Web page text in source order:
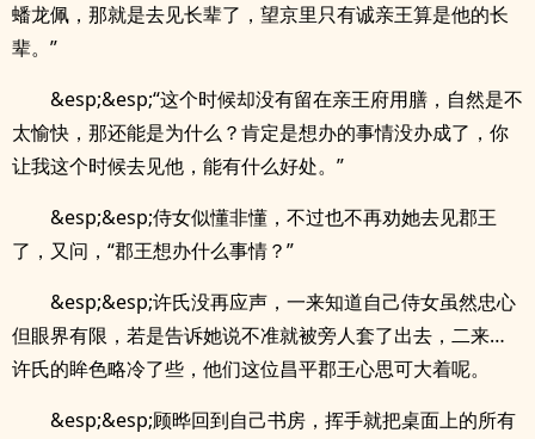
蟠龙佩，那就是去见长辈了，望京里只有诚亲王算是他的长
辈。”
&esp;&esp;“这个时候却没有留在亲王府用膳，自然是不
太愉快，那还能是为什么？肯定是想办的事情没办成了，你
让我这个时候去见他，能有什么好处。”
&esp;&esp;侍女似懂非懂，不过也不再劝她去见郡王
了，又问，“郡王想办什么事情？”
&esp;&esp;许氏没再应声，一来知道自己侍女虽然忠心
但眼界有限，若是告诉她说不准就被旁人套了出去，二来…
许氏的眸色略冷了些，他们这位昌平郡王心思可大着呢。
&esp;&esp;顾晔回到自己书房，挥手就把桌面上的所有